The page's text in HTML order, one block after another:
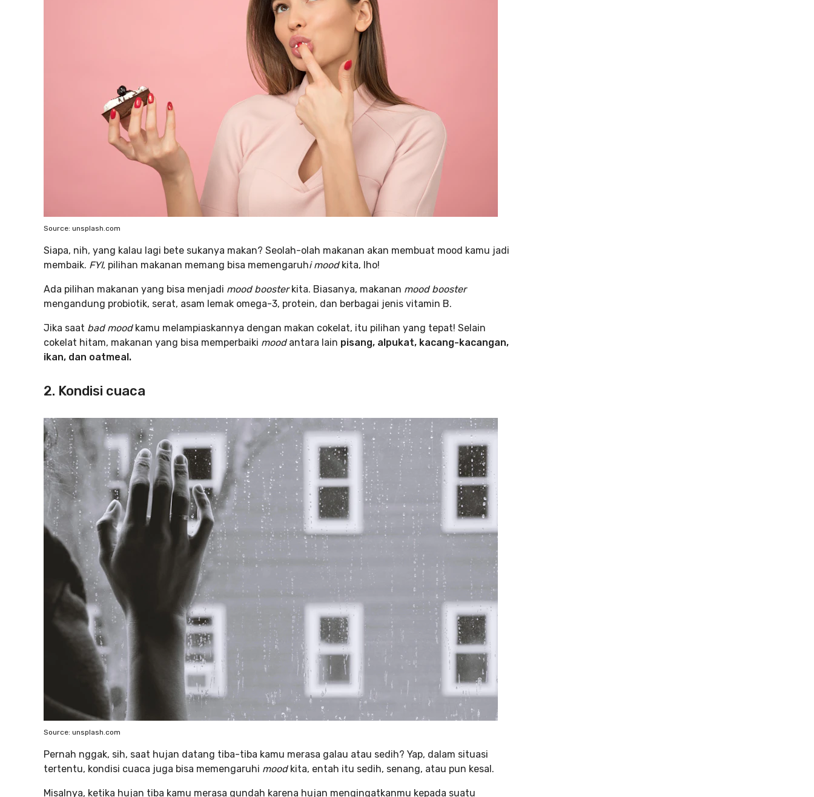
Source: unsplash.com
Siapa, nih, yang kalau lagi bete sukanya makan? Seolah-olah makanan akan membuat mood kamu jadi
membaik. FYI, pilihan makanan memang bisa memengaruhi moodkita, lho!
Ada pilihan makanan yang bisa menjadi mood boosterkita. Biasanya, makanan mood booster
mengandung probiotik, serat, asam lemak omega-3, protein, dan berbagai jenis vitamin B.
Jika saat bad mood kamu melampiaskannya dengan makan cokelat, itu pilihan yang tepat! Selain
cokelat hitam, makanan yang bisa memperbaiki mood antara lain pisang, alpukat, kacang-kacangan,
ikan, dan oatmeal.
2. Kondisi cuaca
Source: unsplash.com
Pernah nggak, sih, saat hujan datang tiba-tiba kamu merasa galau atau sedih? Yap, dalam situasi
tertentu, kondisi cuaca juga bisa memengaruhi moodkita, entah itu sedih, senang, atau pun kesal.
Misalnya, ketika hujan tiba kamu merasa gundah karena hujan mengingatkanmu kepada suatu